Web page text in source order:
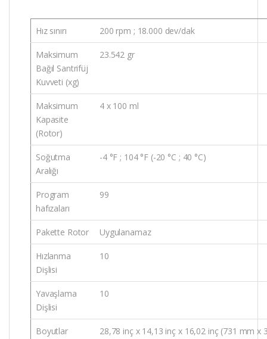
Hız sınırı 200 rpm ; 18.000 dev/dak
Maksimum
Bağıl Santrifüj
Kuvveti (xg)
23.542 gr
Maksimum
Kapasite
(Rotor)
4 x 100 ml
Soğutma
Aralığı
-4 °F ; 104 °F (-20 °C ; 40 °C)
Program
hafızaları
99
Pakette Rotor Uygulanamaz
Hızlanma
Dişlisi
10
Yavaşlama
Dişlisi
10
Boyutlar 28,78 inç x 14,13 inç x 16,02 inç (731 mm x